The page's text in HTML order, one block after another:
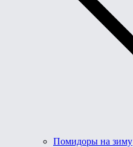
Помидоры на зиму